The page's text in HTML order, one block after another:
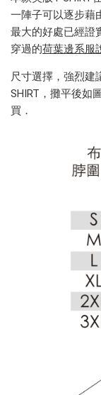
一陣子可以逐步藉
最大的好處已經證
穿過的荷葉邊系服
尺寸選擇，強烈建
SHIRT，攤平後如
買．